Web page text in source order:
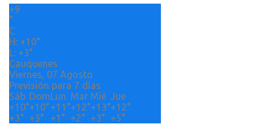
s
+9
°
C
H: +10°
L: +3°
Cauquenes
Viernes, 07 Agosto
Previsión para 7 días
Sáb DomLun Mar Mié Jue
+10°+10°+11°+12°+13°+12°
+3° +3° +1° +2° +3° +5°